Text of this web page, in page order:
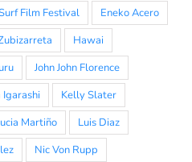
Film Festival
Eneko Acero
Hawai
John John Florence
Igarashi
Kelly Slater
Martiño
Luis Diaz
Nic Von Rupp